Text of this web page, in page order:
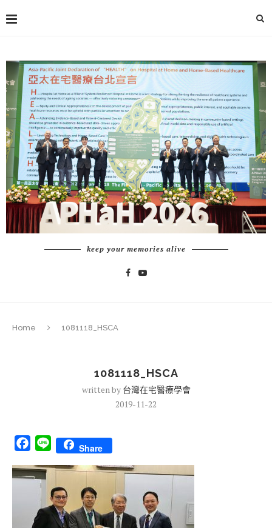
keep your memories alive
Home 1081118_HSCA
1081118_HSCA
written by 台灣在宅醫療學會
2019-11-22
Facebook
Line Share